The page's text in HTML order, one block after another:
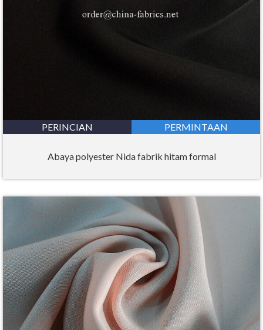
PERINCIAN PERMINTAAN
Abaya polyester Nida fabrik hitam formal